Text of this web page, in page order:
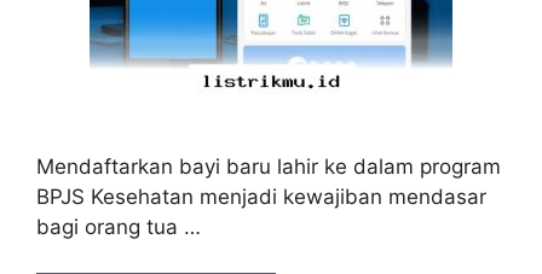
Mendaftarkan bayi baru lahir ke dalam program
BPJS Kesehatan menjadi kewajiban mendasar
bagi orang tua …